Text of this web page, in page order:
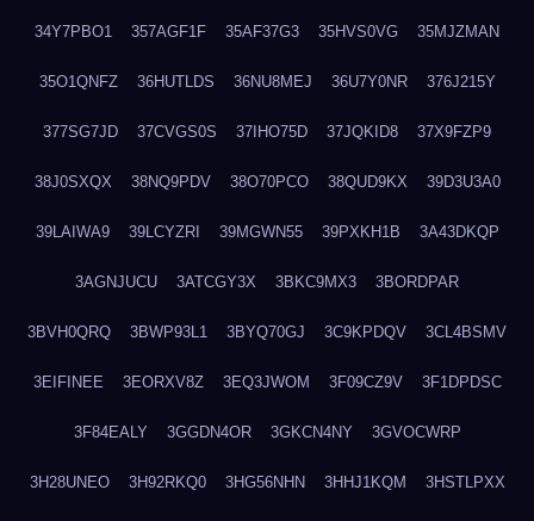
34Y7PBO1 357AGF1F 35AF37G3 35HVS0VG 35MJZMAN
35O1QNFZ 36HUTLDS 36NU8MEJ 36U7Y0NR 376J215Y
377SG7JD 37CVGS0S 37IHO75D 37JQKID8 37X9FZP9
38J0SXQX 38NQ9PDV 38O70PCO 38QUD9KX 39D3U3A0
39LAIWA9 39LCYZRI 39MGWN55 39PXKH1B 3A43DKQP
3AGNJUCU 3ATCGY3X 3BKC9MX3 3BORDPAR
3BVH0QRQ 3BWP93L1 3BYQ70GJ 3C9KPDQV 3CL4BSMV
3EIFINEE 3EORXV8Z 3EQ3JWOM 3F09CZ9V 3F1DPDSC
3F84EALY 3GGDN4OR 3GKCN4NY 3GVOCWRP
3H28UNEO 3H92RKQ0 3HG56NHN 3HHJ1KQM 3HSTLPXX